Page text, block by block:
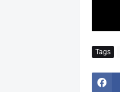
Tags